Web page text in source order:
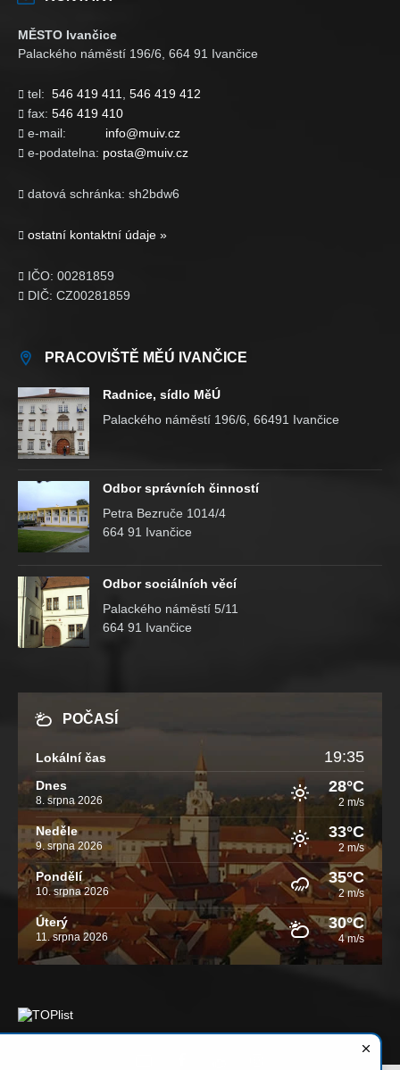
MĚSTO Ivančice
Palackého náměstí 196/6, 664 91 Ivančice
 tel: 546 419 411 546 419 412
 fax: 546 419 410
 e-mail: info@muiv.cz
 e-podatelna: posta@muiv.cz
 datová schránka: sh2bdw6
 ostatní kontaktní údaje »
 IČO: 00281859
 DIČ: CZ00281859
PRACOVIŠTĚ MĚÚ IVANČICE
Radnice, sídlo MěÚ
Palackého náměstí 196/6, 66491 Ivančice
Odbor správních činností
Petra Bezruče 1014/4
664 91 Ivančice
Odbor sociálních věcí
Palackého náměstí 5/11
664 91 Ivančice
POČASÍ
Lokální čas 19:35
Dnes
8. srpna 2026
28°C
2 m/s
Neděle
9. srpna 2026
33°C
2 m/s
Pondělí
10. srpna 2026
35°C
2 m/s
Úterý
11. srpna 2026
30°C
4 m/s